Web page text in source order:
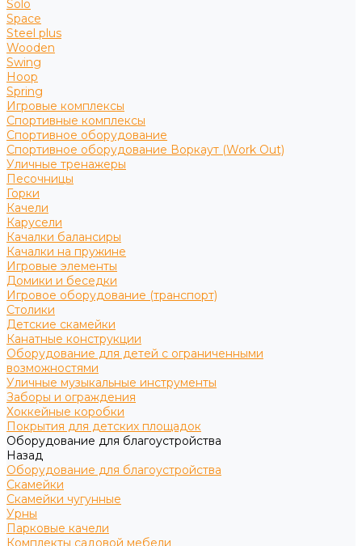
Solo
Space
Steel plus
Wooden
Swing
Hoop
Spring
Игровые комплексы
Спортивные комплексы
Спортивное оборудование
Спортивное оборудование Воркаут (Work Out)
Уличные тренажеры
Песочницы
Горки
Качели
Карусели
Качалки балансиры
Качалки на пружине
Игровые элементы
Домики и беседки
Игровое оборудование (транспорт)
Столики
Детские скамейки
Канатные конструкции
Оборудование для детей с ограниченными
возможностями
Уличные музыкальные инструменты
Заборы и ограждения
Хоккейные коробки
Покрытия для детских площадок
Оборудование для благоустройства
Назад
Оборудование для благоустройства
Скамейки
Скамейки чугунные
Урны
Парковые качели
Комплекты садовой мебели